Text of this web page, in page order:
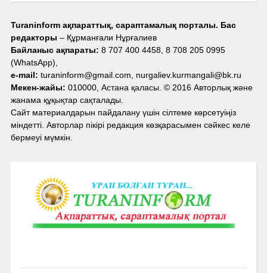
Turaninform ақпараттық, сараптамалық порталы. Бас
редакторы – Құрманғали Нұрғалиев
Байланыс ақпараты: 8 707 400 4458, 8 708 205 0995
(WhatsApp),
e-mail: turaninform@gmail.com, nurgaliev.kurmangali@bk.ru
Мекен-жайы: 010000, Астана қаласы. © 2016 Авторлық және
жанама құқықтар сақталады.
Сайт материалдарын пайдалану үшін сілтеме көрсетуіңіз
міндетті. Авторлар пікірі редакция көзқарасымен сәйкес келе
бермеуі мүмкін.